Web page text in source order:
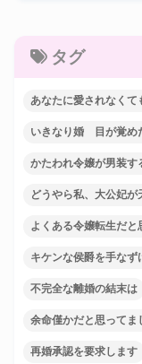
タグ
あなたに愛されなくて
いきなり婚 目が覚め
かたわれ令嬢が男装す
どうやら私、大公妃が
よくある令嬢転生だと
キケンな侯爵を手なず
不完全な離婚の結末は
余命僅かだと思ってま
再婚承認を要求します